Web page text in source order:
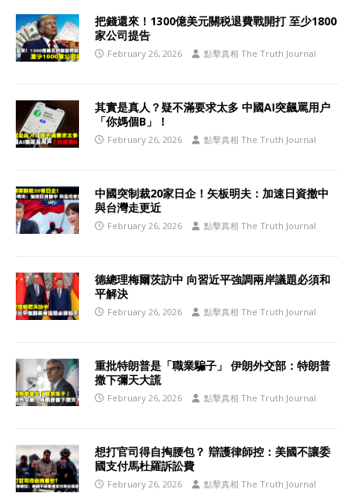
把錢還來！1300億美元關税退費戰開打 至少1800
家公司提告
February 26, 2026 點擊真相 The Truth Journal
其實是真人？疑不滿要求太多 中國AI突飆罵用户
「你媽個B」！
February 26, 2026 點擊真相 The Truth Journal
中國突制裁20家日企！矢板明夫：加速日資撤中
與台灣走更近
February 26, 2026 點擊真相 The Truth Journal
德總理梅爾茨訪中 向習近平強調兩岸議題必須和
平解決
February 26, 2026 點擊真相 The Truth Journal
重批特朗普是「職業騙子」 伊朗外交部：特朗普
撒下彌天大謊
February 26, 2026 點擊真相 The Truth Journal
想打官司得自掏腰包？ 辯護律師控：美國不讓委
國支付馬杜羅訴訟費
February 26, 2026 點擊真相 The Truth Journal